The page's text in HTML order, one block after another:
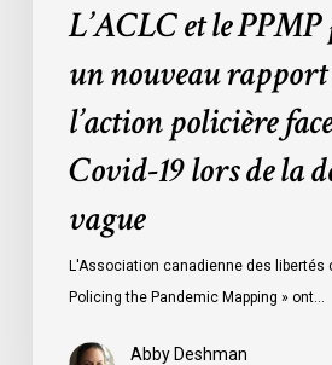
deuxième
L’ACLC et le
un nouveau
l’action policière
Covid-19 lors de la
vague
L'Association canadienne des libertés
Policing the Pandemic Mapping » ont…
Abby Deshman